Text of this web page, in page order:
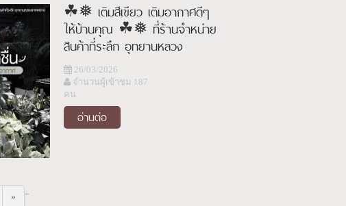
☘︎❅ เติมสีเขียว เติมอากาศดีๆ
ให้บ้านคุณ ☘︎❅ ที่ร้านจำหน่าย
สินค้าที่ระลึก อุทยานหลวง
ราชพฤกษ์
26/03/2026
จำนวนผู้เข้าชม 187
คน
อ่านต่อ
...
»